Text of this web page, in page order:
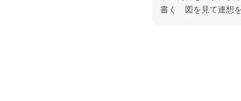
書く 図を見て連想